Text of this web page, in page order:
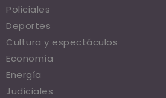
Policiales
Deportes
Cultura y espectáculos
Economía
Energía
Judiciales